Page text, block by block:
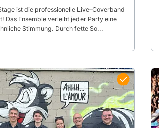
ist die professionelle Live–Coverband
Das Ensemble verleiht jeder Party eine
Stimmung. Durch fette So...